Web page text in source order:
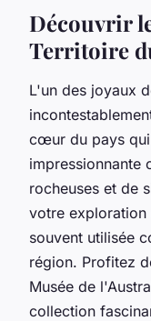
Découvrir
Territoire
L'un des joyaux
cœur du pays
impressionnante
rocheuses et de
votre exploration
souvent utilisée
région. Profitez
Musée de
collection